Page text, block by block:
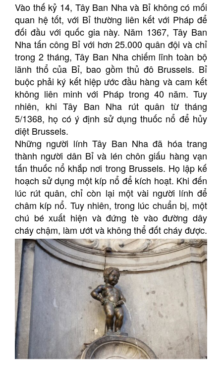
Vào thế kỷ 14, Tây Ban Nha và Bỉ không có mối
quan hệ tốt, với Bỉ thường liên kết với Pháp để
đối đầu với quốc gia này. Năm 1367, Tây Ban
Nha tấn công Bỉ với hơn 25.000 quân đội và chỉ
trong 2 tháng, Tây Ban Nha chiếm lĩnh toàn bộ
lãnh thổ của Bỉ, bao gồm thủ đô Brussels. Bỉ
buộc phải ký kết hiệp ước đầu hàng và cam kết
không liên minh với Pháp trong 40 năm. Tuy
nhiên, khi Tây Ban Nha rút quân từ tháng
5/1368, họ có ý định sử dụng thuốc nổ để hủy
diệt Brussels.
Những người lính Tây Ban Nha đã hóa trang
thành người dân Bỉ và lén chôn giấu hàng vạn
tấn thuốc nổ khắp nơi trong Brussels. Họ lập kế
hoạch sử dụng một kíp nổ để kích hoạt. Khi đến
lúc rút quân, chỉ còn lại một vài người lính để
châm kíp nổ. Tuy nhiên, trong lúc chuẩn bị, một
chú bé xuất hiện và đứng tè vào đường dây
cháy chậm, làm ướt và không thể đốt cháy được.